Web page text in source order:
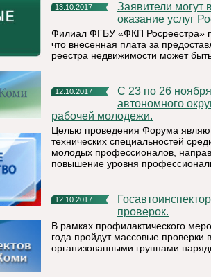
13.10.2017
Заявители могут вернуть неверно уплаченную сумму за
оказание услуг
Филиал ФГБУ «ФКП Росреестра»
что внесенная плата за
реестра недвижимости может
12.10.2017
С 23 по 26 ноября 2017 г. в г. Сургуте Ханты-Мансийского
автономного
рабочей молодежи.
Целью проведения Форума
технических специальностей
молодых профессионалов,
повышение уровня
12.10.2017
Госавтоинспекторы проверят водителей во время массовых
проверок.
В рамках профилактического
года пройдут массовые проверки
организованными группами